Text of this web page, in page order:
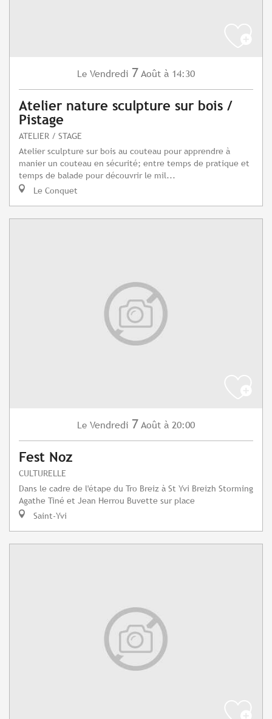
Le Vendredi 7 Août à 14:30
Atelier nature sculpture sur bois /
Pistage
ATELIER / STAGE
Atelier sculpture sur bois au couteau pour apprendre à
manier un couteau en sécurité; entre temps de pratique et
temps de balade pour découvrir le mil...
Le Conquet
Le Vendredi 7 Août à 20:00
Fest Noz
CULTURELLE
Dans le cadre de l'étape du Tro Breiz à St Yvi Breizh Storming
Agathe Tiné et Jean Herrou Buvette sur place
Saint-Yvi